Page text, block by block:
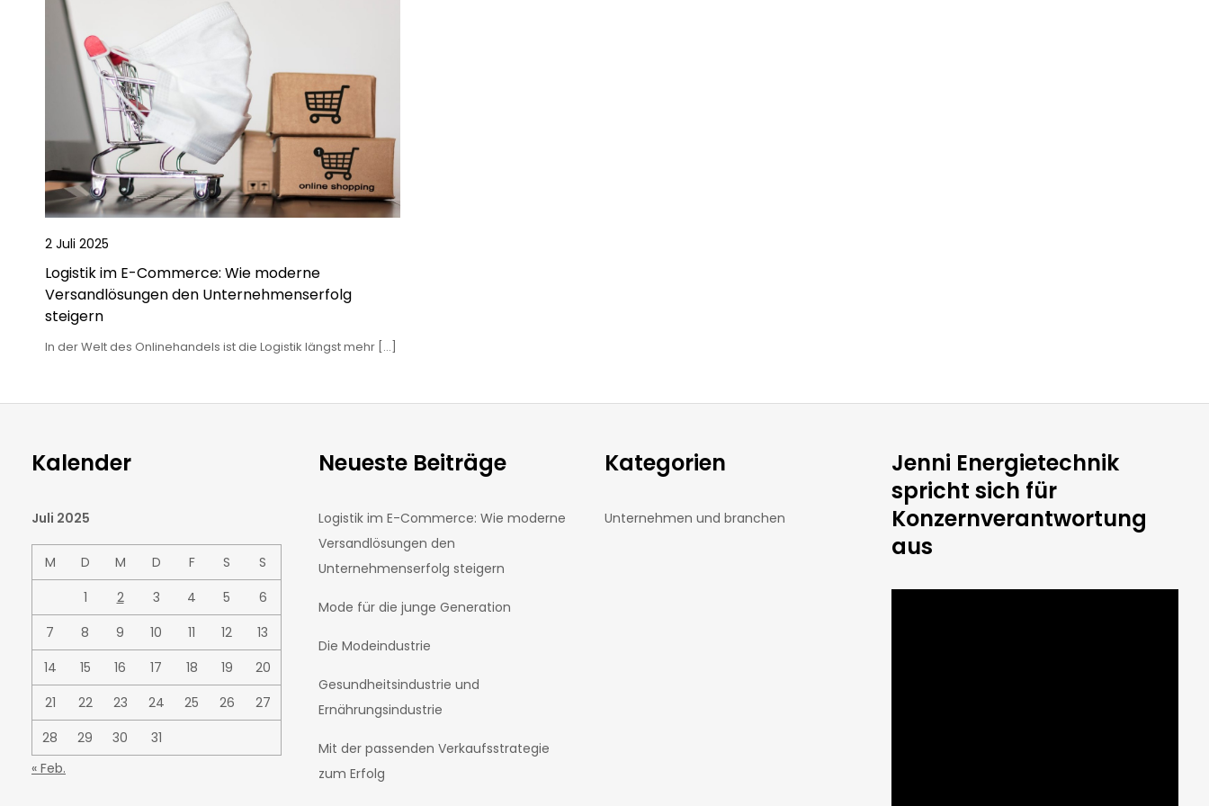
2 Juli 2025
Logistik im E-Commerce: Wie moderne
Versandlösungen den Unternehmenserfolg
steigern
In der Welt des Onlinehandels ist die Logistik längst mehr […]
Kalender
Juli 2025
M D M D F S
S
1
2 3 4 5
6
7
8 9 10 11 12
13
14
15 16 17 18 19
20
21
22 23 24 25 26
27
28
29 30
31
« Feb.
Neueste Beiträge
Logistik im E-Commerce: Wie moderne
Versandlösungen den
Unternehmenserfolg steigern
Mode für die junge Generation
Die Modeindustrie
Gesundheitsindustrie und
Ernährungsindustrie
Mit der passenden Verkaufsstrategie
zum Erfolg
Kategorien
Unternehmen und branchen
Jenni Energietechnik
spricht sich für
Konzernverantwortung
aus